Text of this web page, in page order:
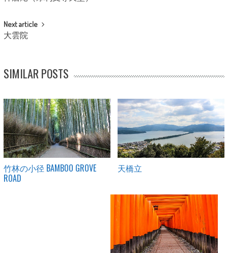
Next article
大雲院
SIMILAR POSTS
竹林の小径 BAMBOO GROVE
ROAD
天橋立